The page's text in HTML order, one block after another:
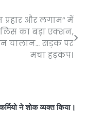
और लगाम” में
का बड़ा एक्शन,
चालान… सड़क पर
मचा हड़कंप।
ने शोक व्यक्त किया।